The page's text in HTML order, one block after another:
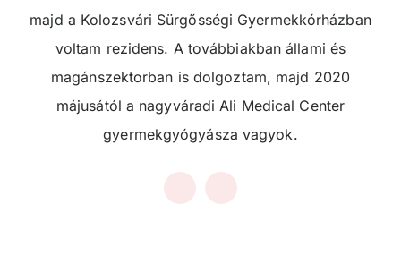
majd a Kolozsvári Sürgősségi Gyermekkórházban
voltam rezidens. A továbbiakban állami és
magánszektorban is dolgoztam, majd 2020
májusától a nagyváradi Ali Medical Center
gyermekgyógyásza vagyok.